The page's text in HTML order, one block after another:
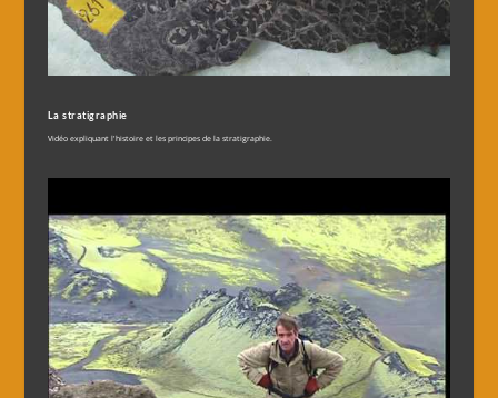
La stratigraphie
Vidéo expliquant l'histoire et les principes de la stratigraphie.